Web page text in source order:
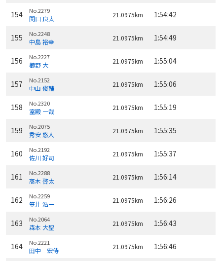
154 No.2279
関口 良太 21.0975km 1:54:42
155 No.2248
中島 裕幸 21.0975km 1:54:49
156 No.2227
櫛野 大 21.0975km 1:55:04
157 No.2152
中山 俊輔 21.0975km 1:55:06
158 No.2320
室殿 一哉 21.0975km 1:55:19
159 No.2075
秀安 悠人 21.0975km 1:55:35
160 No.2192
佐川 好司 21.0975km 1:55:37
161 No.2288
髙木 啓太 21.0975km 1:56:14
162 No.2259
笠井 浩一 21.0975km 1:56:26
163 No.2064
森本 大聖 21.0975km 1:56:43
164 No.2221
田中 宏侍 21.0975km 1:56:46